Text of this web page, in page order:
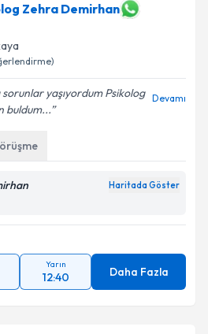
Zehra Demirhan
yaşıyordum Psikolog
buldum...
Devamı
Haritada Göster
Yarın
12:40 Daha Fazla